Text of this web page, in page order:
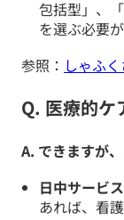
包括型」、
を選ぶ必要が
参照： しゃふ
Q. 医療的ケ
A. できますが
日中サービ
あれば、看